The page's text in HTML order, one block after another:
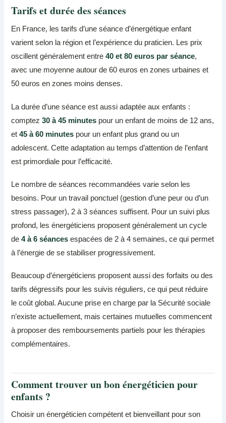
Tarifs et durée des séances
En France, les tarifs d’une séance d’énergétique enfant
varient selon la région et l’expérience du praticien. Les prix
oscillent généralement entre40 et 80 euros par séance,
avec une moyenne autour de 60 euros en zones urbaines et
50 euros en zones moins denses.
La durée d’une séance est aussi adaptée aux enfants :
comptez30 à 45 minutes pour un enfant de moins de 12 ans,
et45 à 60 minutes pour un enfant plus grand ou un
adolescent. Cette adaptation au temps d’attention de l’enfant
est primordiale pour l’efficacité.
Le nombre de séances recommandées varie selon les
besoins. Pour un travail ponctuel (gestion d’une peur ou d’un
stress passager), 2 à 3 séances suffisent. Pour un suivi plus
profond, les énergéticiens proposent généralement un cycle
de4 à 6 séances espacées de 2 à 4 semaines, ce qui permet
à l’énergie de se stabiliser progressivement.
Beaucoup d’énergéticiens proposent aussi des forfaits ou des
tarifs dégressifs pour les suivis réguliers, ce qui peut réduire
le coût global. Aucune prise en charge par la Sécurité sociale
n’existe actuellement, mais certaines mutuelles commencent
à proposer des remboursements partiels pour les thérapies
complémentaires.
Comment trouver un bon énergéticien pour
enfants ?
Choisir un énergéticien compétent et bienveillant pour son